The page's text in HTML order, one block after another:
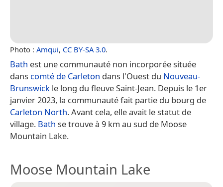
Photo : Amqui, CC BY-SA 3.0.
Bath est une communauté non incorporée située
dans comté de Carleton dans l'Ouest du Nouveau-
Brunswick le long du fleuve Saint-Jean. Depuis le 1er
janvier 2023, la communauté fait partie du bourg de
Carleton North. Avant cela, elle avait le statut de
village. Bath se trouve à 9 km au sud de Moose
Mountain Lake.
Moose Mountain Lake